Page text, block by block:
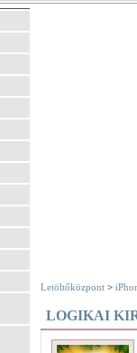
Letöltőközpont >
LOGIKAI